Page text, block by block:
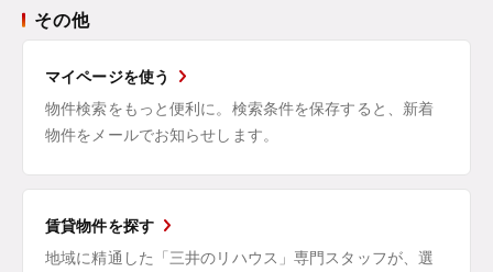
その他
マイページを使う
物件検索をもっと便利に。検索条件を保存すると、新着
物件をメールでお知らせします。
賃貸物件を探す
地域に精通した「三井のリハウス」専門スタッフが、選